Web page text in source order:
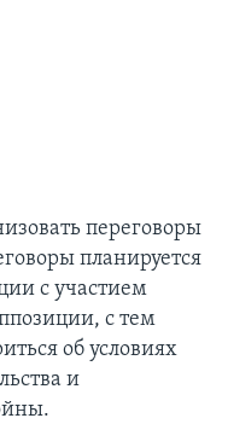
переговоры
планируется
с участием
с тем
об условиях
и